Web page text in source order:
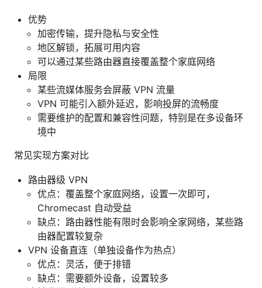
优势
加密传输，提升隐私与安全性
地区解锁，拓展可用内容
可以通过某些路由器直接覆盖整个家庭网络
局限
某些流媒体服务会屏蔽 VPN 流量
VPN 可能引入额外延迟，影响投屏的流畅度
需要维护的配置和兼容性问题，特别是在多设备环
境中
常见实现方案对比
路由器级 VPN
优点：覆盖整个家庭网络，设置一次即可，
Chromecast 自动受益
缺点：路由器性能有限时会影响全家网络，某些路
由器配置较复杂
VPN 设备直连（单独设备作为热点）
优点：灵活，便于排错
缺点：需要额外设备，设置较多